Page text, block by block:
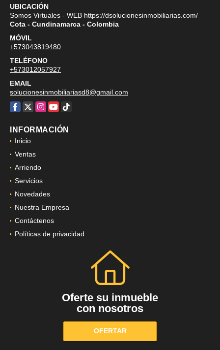
UBICACIÓN
Somos Virtuales - WEB https://dsolucionesinmobiliarias.com/
Cota - Cundinamarca - Colombia
MÓVIL
+573043819480
TELÉFONO
+573012057927
EMAIL
solucionesinmobiliariasd8@gmail.com
Facebook
X Instagram
YouTube
TikTok
INFORMACIÓN
Inicio
Ventas
Arriendo
Servicios
Novedades
Nuestra Empresa
Contáctenos
Políticas de privacidad
Oferte su inmueble
con nosotros
OFERTAR